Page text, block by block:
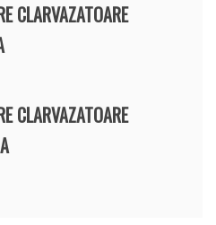
CLARVAZATOARE
CLARVAZATOARE